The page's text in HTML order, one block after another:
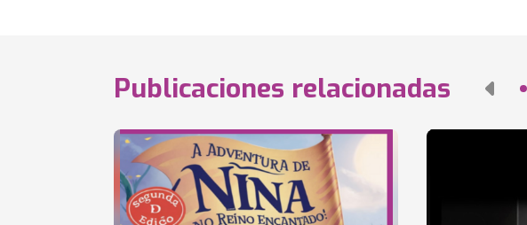
Publicaciones relacionadas